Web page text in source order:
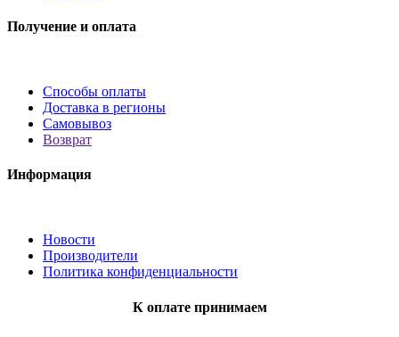
Получение и оплата
Способы оплаты
Доставка в регионы
Самовывоз
Возврат
Информация
Новости
Производители
Политика конфиденциальности
К оплате принимаем